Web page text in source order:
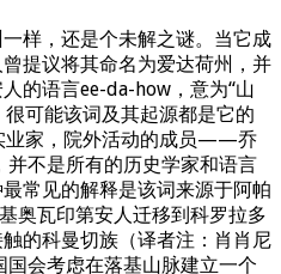
样，还是个未解之谜。当它成
提议将其命名为爱达荷州，并
的语言ee-da-how，意为“山
很可能该词及其起源都是它的
家，院外活动的成员——乔
并不是所有的历史学家和语言
常见的解释是该词来源于阿帕
奥瓦印第安人迁移到科罗拉多
的科曼切族（译者注：肖肖尼
会考虑在落基山脉建立一个